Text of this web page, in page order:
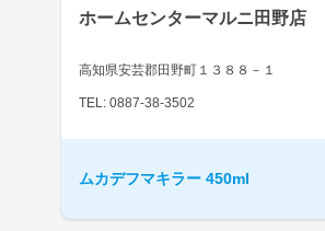
ホームセンターマルニ田野店
高知県安芸郡田野町１３８８－１
TEL: 0887-38-3502
ムカデフマキラー 450ml